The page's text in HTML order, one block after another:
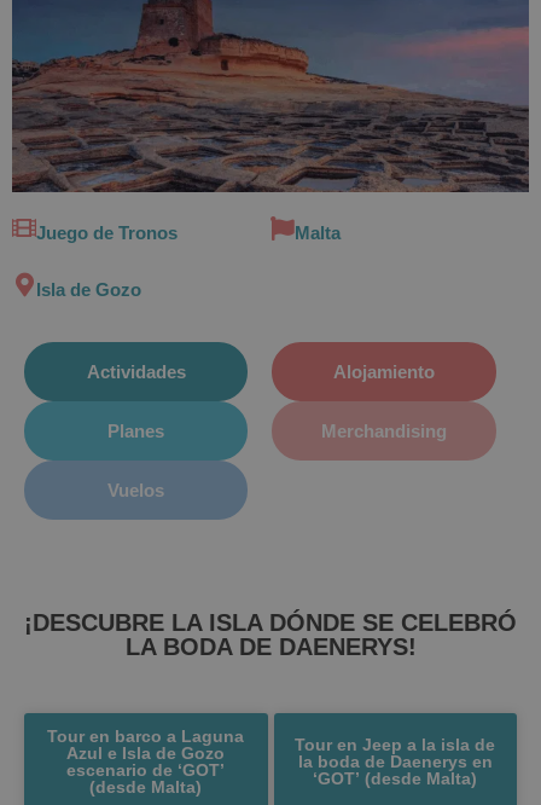
Juego de Tronos Malta
Isla de Gozo
Actividades
Planes
Vuelos
Alojamiento
Merchandising
¡DESCUBRE LA ISLA DÓNDE SE CELEBRÓ
LA BODA DE DAENERYS!
Tour en barco a Laguna
Azul e Isla de Gozo
escenario de ‘GOT’
(desde Malta)
Tour en Jeep a la isla de
la boda de Daenerys en
‘GOT’ (desde Malta)